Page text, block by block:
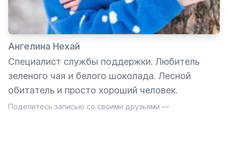
Ангелина Нехай
Специалист службы поддержки. Любитель
зеленого чая и белого шоколада. Лесной
обитатель и просто хороший человек.
Поделитесь записью со своими друзьями —